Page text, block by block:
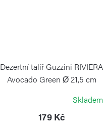
Dezertní talíř Guzzini RIVIERA
Avocado Green Ø 21,5 cm
Skladem
179 Kč